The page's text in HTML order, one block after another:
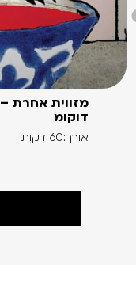
מזווית אחרת –
דוקומ
אורך:60 דקות